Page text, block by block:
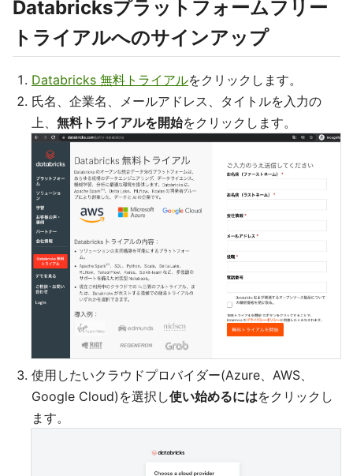
Databricksプラットフォームフリー
トライアルへのサインアップ
Databricks 無料トライアルをクリックします。
氏名、企業名、メールアドレス、タイトルを入力の
上、 無料トライアルを開始をクリックします。
使用したいクラウドプロバイダー(Azure、AWS、
Google Cloud)を選択し使い始めるにはをクリックし
ます。